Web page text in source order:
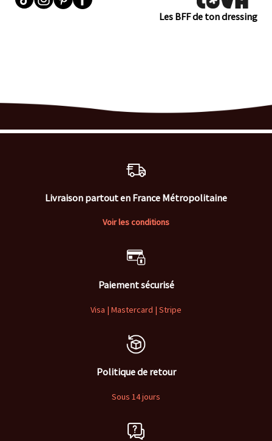
Les BFF de ton dressing
Livraison partout en France Métropolitaine
Voir les conditions
Paiement sécurisé
Visa | Mastercard | Stripe
Politique de retour
Sous 14 jours